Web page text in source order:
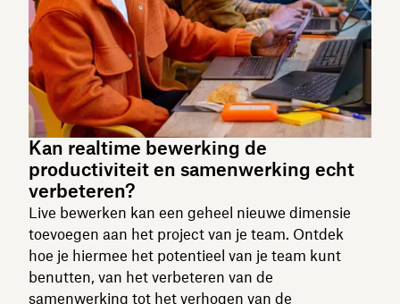
Kan realtime bewerking de
productiviteit en samenwerking echt
verbeteren?
Live bewerken kan een geheel nieuwe dimensie
toevoegen aan het project van je team. Ontdek
hoe je hiermee het potentieel van je team kunt
benutten, van het verbeteren van de
samenwerking tot het verhogen van de